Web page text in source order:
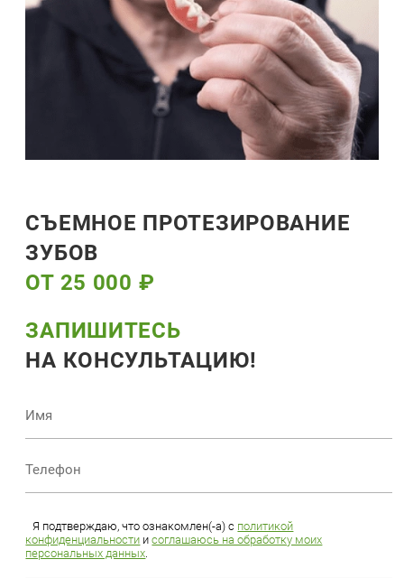
СЪЕМНОЕ ПРОТЕЗИРОВАНИЕ
ЗУБОВ
ОТ 25 000 ₽
ЗАПИШИТЕСЬ
НА КОНСУЛЬТАЦИЮ!
Я подтверждаю, что ознакомлен(-а) с политикой
конфиденциальности исоглашаюсь на обработку моих
персональных данных